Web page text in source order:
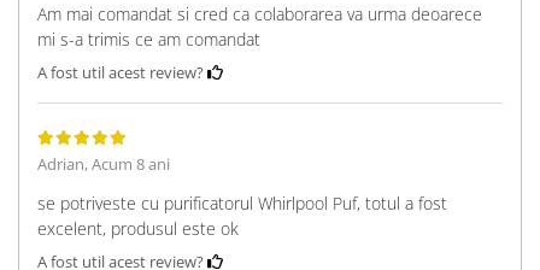
Am mai comandat si cred ca colaborarea va urma deoarece
mi s-a trimis ce am comandat
A fost util acest review?
Adrian,Acum 8 ani
se potriveste cu purificatorul Whirlpool Puf, totul a fost
excelent, produsul este ok
A fost util acest review?